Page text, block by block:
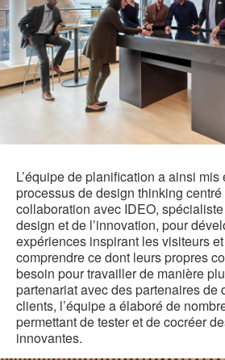
L’équipe de planification a ainsi
processus de design thinking centré
collaboration avec IDEO,
design et de l’innovation, pour
expériences inspirant les visiteurs
comprendre ce dont leurs propres
besoin pour travailler de manière
partenariat avec des partenaires de
clients, l’équipe a élaboré de
permettant de tester et de cocréer
innovantes.